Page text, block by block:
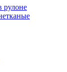
рулоне